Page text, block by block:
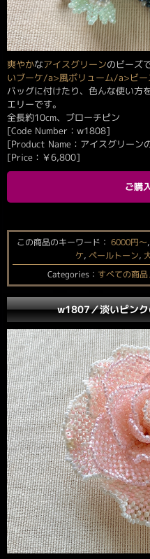
爽やかなアイスグリーンのビーズ
いブーケ/a>風ボリューム/a>ビ
バッグに付けたり、色んな使い方
エリーです。
全長約10cm、ブローチピン
[Code Number：w1808]
[Product Name：アイスグリーン
[Price： ￥6,800]
ご購
この商品のキーワード： 6000円〜,
ケ, ペールトーン,
Categories： すべての商
w1807／淡いピン